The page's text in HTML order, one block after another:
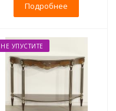
Подробнее
НЕ УПУСТИТЕ